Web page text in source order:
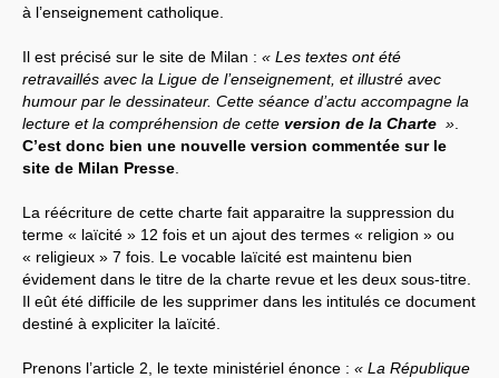
à l’enseignement catholique.
Il est précisé sur le site de Milan : « Les textes ont été
retravaillés avec la Ligue de l’enseignement, et illustré avec
humour par le dessinateur. Cette séance d’actu accompagne la
lecture et la compréhension de cette version de la Charte »
C’est donc bien une nouvelle version commentée sur le
site de Milan Presse
La réécriture de cette charte fait apparaitre la suppression du
terme « laïcité » 12 fois et un ajout des termes « religion » ou
« religieux » 7 fois. Le vocable laïcité est maintenu bien
évidement dans le titre de la charte revue et les deux sous-titre.
Il eût été difficile de les supprimer dans les intitulés ce document
destiné à expliciter la laïcité.
Prenons l’article 2, le texte ministériel énonce : « La République